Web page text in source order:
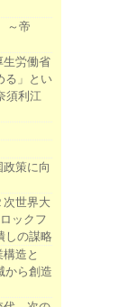
～帝
生労働省
る」とい
須利江
政策に向
次世界大
ックフ
しの謀略
造と
ら創造